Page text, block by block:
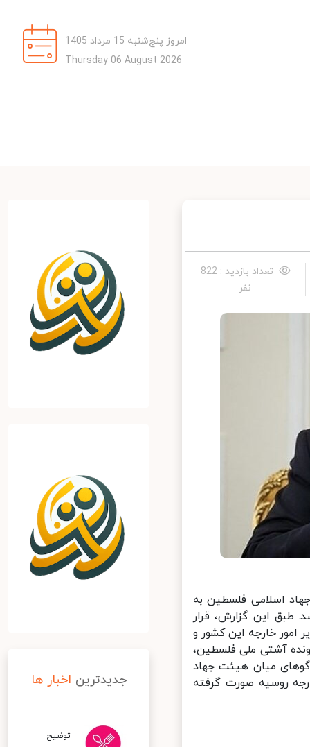
امروز پنج‌شنبه 15 مرداد 1405
Thursday 06 August 2026
تعداد بازدید : 822
نفر
اسلامی فلسطین به
طبق این گزارش، قرار
خارجه این کشور و
آشتی ملی فلسطین،
میان هیئت جهاد
روسیه صورت گرفته
جدیدترین اخبار ها
توضیح